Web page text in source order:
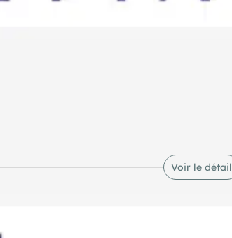
Voir le détail